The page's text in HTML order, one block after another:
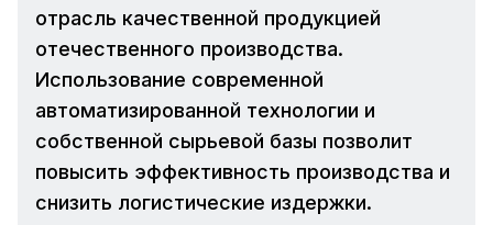
отрасль качественной продукцией
отечественного производства.
Использование современной
автоматизированной технологии и
собственной сырьевой базы позволит
повысить эффективность производства и
снизить логистические издержки.